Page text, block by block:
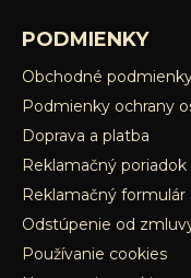
PODMIENKY
Obchodné
Podmienky ochrany
Doprava a platba
Reklamačný poriadok
Reklamačný formulár
Odstúpenie od
Používanie cookies